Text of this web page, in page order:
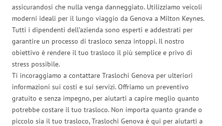
assicurandosi che nulla venga danneggiato. Utilizziamo veicoli
moderni ideali per il lungo viaggio da Genova a Milton Keynes.
Tutti i dipendenti dell’azienda sono esperti e addestrati per
garantire un processo di trasloco senza intoppi. Il nostro
obiettivo è rendere il tuo trasloco il più semplice e privo di
stress possibile.
Ti incoraggiamo a contattare Traslochi Genova per ulteriori
informazioni sui costi e sui servizi. Offriamo un preventivo
gratuito e senza impegno, per aiutarti a capire meglio quanto
potrebbe costare il tuo trasloco. Non importa quanto grande o
piccolo sia il tuo trasloco, Traslochi Genova è qui per aiutarti a